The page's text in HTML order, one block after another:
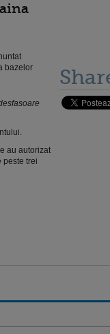
bazelor
au autorizat
peste trei